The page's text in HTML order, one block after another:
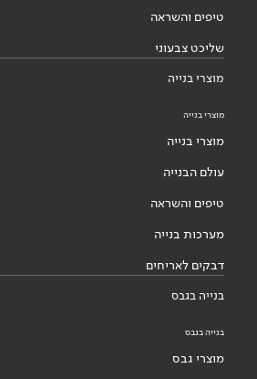
טיפים והשראה
שליכט צבעוני
מוצרי בנייה
מוצרי בנייה
מוצרי בנייה
עולם הבנייה
טיפים והשראה
מערכות בנייה
דבקים לאריחים
בנייה בגבס
בנייה בגבס
מוצרי גבס